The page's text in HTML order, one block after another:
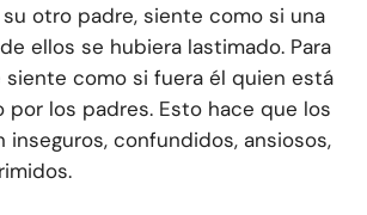
otro padre, siente como si una
ellos se hubiera lastimado. Para
siente como si fuera él quien está
los padres. Esto hace que los
inseguros, confundidos, ansiosos,